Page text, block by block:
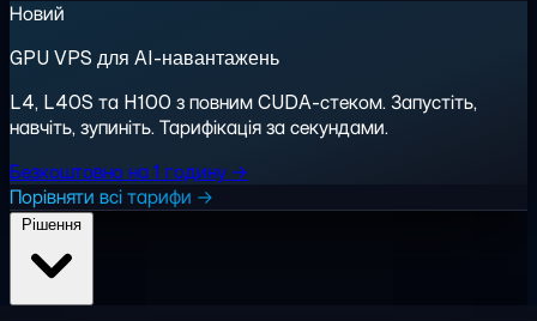
Новий
GPU VPS для AI-навантажень
L4, L40S та H100 з повним CUDA-стеком. Запустіть,
навчіть, зупиніть. Тарифікація за секундами.
Безкоштовно на 1 годину →
Порівняти всі тарифи →